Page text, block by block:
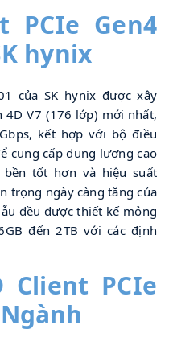
PCIe Gen4
hynix
của SK hynix được xây
4D V7 (176 lớp) mới nhất,
kết hợp với bộ điều
cung cấp dung lượng cao
tốt hơn và hiệu suất
trọng ngày càng tăng của
đều được thiết kế mỏng
đến 2TB với các định
Client PCIe